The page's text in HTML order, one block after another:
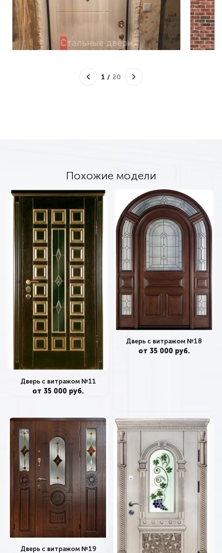
1 / 20
Похожие модели
Дверь с витражом №11
от 35 000 руб.
Дверь с витражом №18
от 35 000 руб.
Дверь с витражом №19